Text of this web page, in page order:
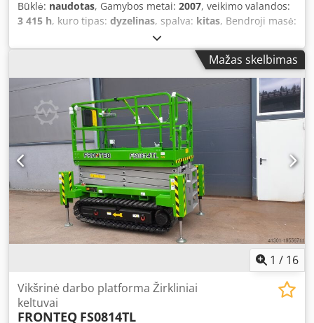
Būklė: naudotas, Gamybos metai: 2007, veikimo valandos:
3 415 h, kuro tipas: dyzelinas, spalva: kitas, Bendroji masė:
3040 kg Matmenys (ilgis x plotis x aukštis): 620 x 98 x 197
cm Variklio gamintojas: Kubota Strėlė: lankstoma Kėlimoji
galia: 200 kg Dodpfx Ajzpw Dijfuokr Darbinis aukštis: 2300
cm CE žymėjimas: yra Techninė būklė: gera „Teupen Leo 23
GT“ savivarės platforminis keltuvas Pagaminimo metai:
2007 Veikimo valandos: 3415 val. Variklis: „Kubota“
dyzelinis variklis Svoris: 3040 kg Darbinis aukštis: 23 m
Šoninis pasiekiamumas: 11,2 metro Krovumas: 200 kg
Atitinka CE standartus
Mažas skelbimas
1 / 16
Vikšrinė darbo platforma Žirkliniai
keltuvai
FRONTEQ FS0814TL